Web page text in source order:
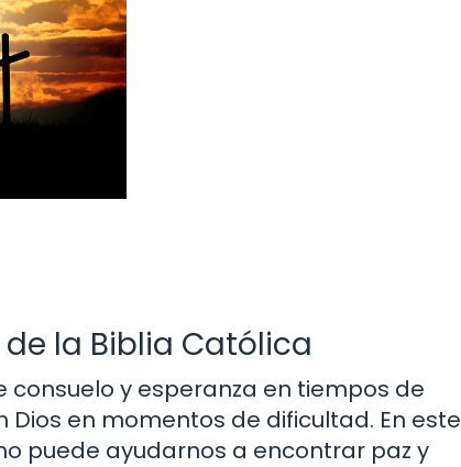
la Biblia Católica
consuelo y esperanza en tiempos de
en momentos de dificultad. En este
puede ayudarnos a encontrar paz y